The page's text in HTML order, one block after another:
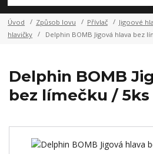
Úvod Způsob lovu Přívlač Jigoové
hlavičky
Delphin BOMB Jigová hlava bez
Delphin BOMB
bez límečku / 5ks